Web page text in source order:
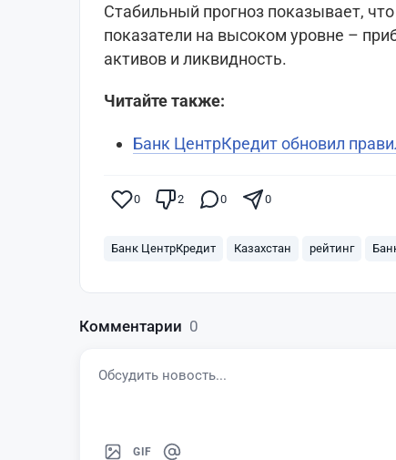
Стабильный прогноз показывает,
показатели на высоком уровне –
активов и ликвидность.
Читайте также:
Банк ЦентрКредит обновил
0 2 0 0
Банк ЦентрКредит Казахстан рейтинг
Комментарии 0
GIF